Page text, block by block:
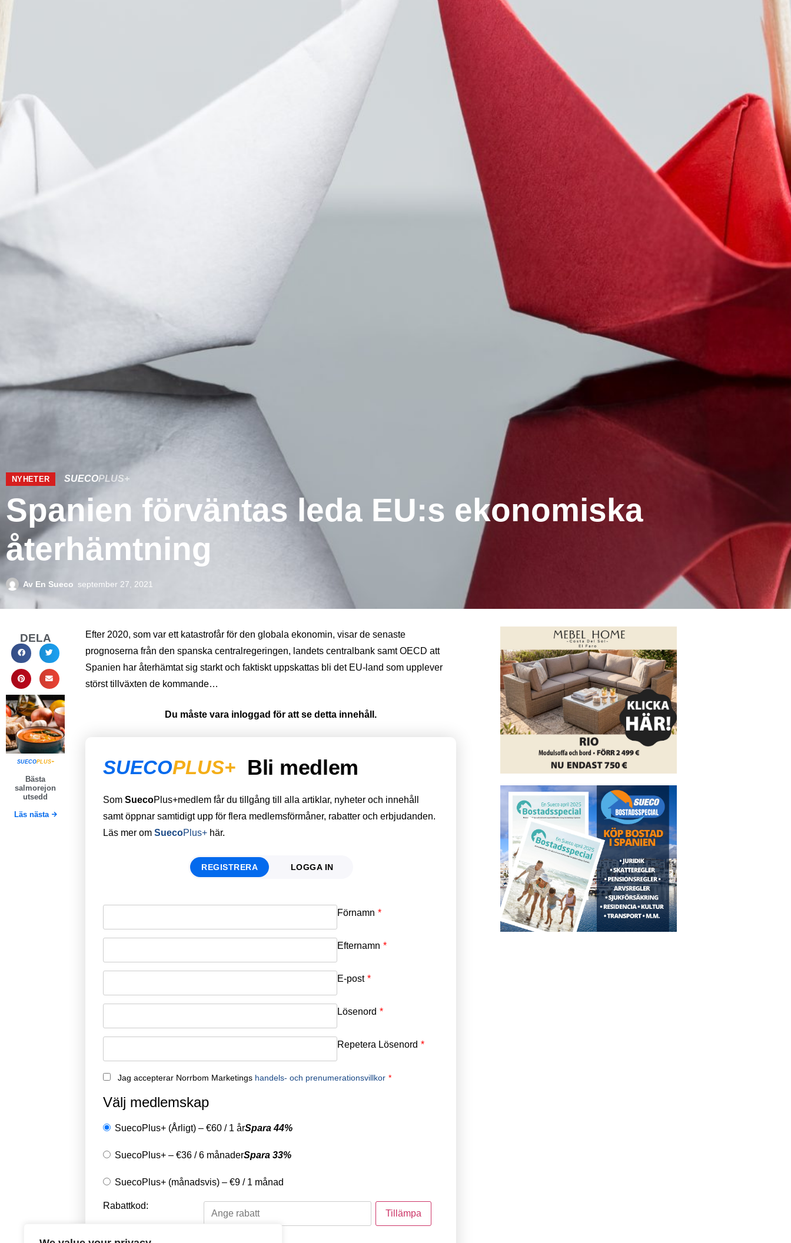
NYHETER SUECOPLUS+
Spanien förväntas leda EU:s ekonomiska
återhämtning
Av En Sueco september 27, 2021
DELA
SUECOPLUS+
Bästa
salmorejon
utsedd
Läs nästa
Efter 2020, som var ett katastrofår för den globala ekonomin, visar de senaste
prognoserna från den spanska centralregeringen, landets centralbank samt OECD att
Spanien har återhämtat sig starkt och faktiskt uppskattas bli det EU-land som upplever
störst tillväxten de kommande…
Du måste vara inloggad för att se detta innehåll.
SUECOPLUS+ Bli medlem
Som SuecoPlus+medlem får du tillgång till alla artiklar, nyheter och innehåll
samt öppnar samtidigt upp för flera medlemsförmåner, rabatter och erbjudanden.
Läs mer om SuecoPlus+ här.
REGISTRERA LOGGA IN
Förnamn *
Efternamn *
E-post *
Lösenord *
Repetera Lösenord *
Jag accepterar Norrbom Marketings handels- och prenumerationsvillkor *
Välj medlemskap
SuecoPlus+ (Årligt) – €60 / 1 årSpara 44%
SuecoPlus+ – €36 /6 månaderSpara 33%
SuecoPlus+ (månadsvis) – €9 / 1 månad
Rabattkod:
Email
Password